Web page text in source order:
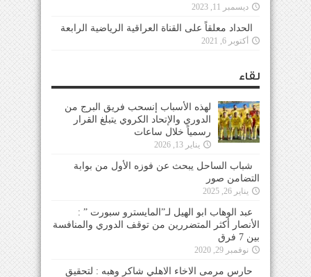
ديسمبر 11, 2023
الحداد معلقاً على القناة العراقية الرياضية الرابعة
أكتوبر 6, 2021
لقاء
لهذه الأسباب إنسحب فريق البرج من
الدوري والإتحاد الكروي يتبلغ القرار
رسمياً خلال ساعات
يناير 13, 2026
شباب الساحل يبحث عن فوزه الأول من بوابة
التضامن صور
يناير 26, 2025
عبد الوهاب ابو الهيل لـ”المايسترو سبورت ” :
الأنصار أكثر المتضررين من توقف الدوري والمنافسة
بين 7 فرق
نوفمبر 29, 2020
حارس مرمى الاخاء الاهلي شاكر وهبه : لتحقيق